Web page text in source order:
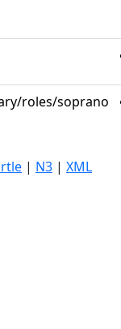
roles/soprano
| N3 | XML